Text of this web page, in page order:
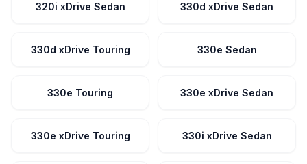
320i xDrive Sedan 330d xDrive Sedan
330d xDrive Touring 330e Sedan
330e Touring 330e xDrive Sedan
330e xDrive Touring 330i xDrive Sedan